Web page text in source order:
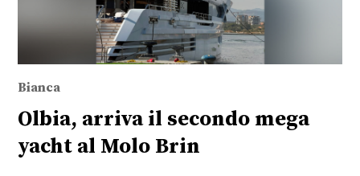
Bianca
Olbia, arriva il secondo mega
yacht al Molo Brin